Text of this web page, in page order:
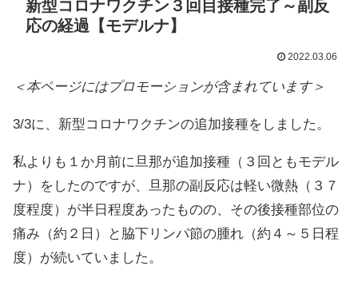
新型コロナワクチン３回目接種完了～副反
応の経過【モデルナ】
2022.03.06
＜本ページにはプロモーションが含まれています＞
3/3に、新型コロナワクチンの追加接種をしました。
私よりも１か月前に旦那が追加接種（３回ともモデル
ナ）をしたのですが、旦那の副反応は軽い微熱（３７
度程度）が半日程度あったものの、その後接種部位の
痛み（約２日）と脇下リンパ節の腫れ（約４～５日程
度）が続いていました。